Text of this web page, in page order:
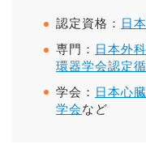
認定資格： 日
専門： 日本外
環器学会認定
学会： 日本心
学会など